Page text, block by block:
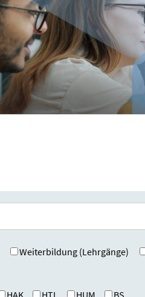
Weiterbildung (Lehrgänge)
HAK HTL HUM BS